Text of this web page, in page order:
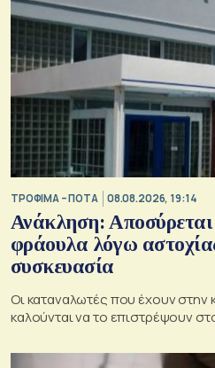
ΤΡΟΦΙΜΑ – ΠΟΤΑ 08.08.2026, 19:14
Ανάκληση:
φράουλα λόγω
συσκευασία
Οι καταναλωτές που έχουν στην
καλούνται να το επιστρέψουν